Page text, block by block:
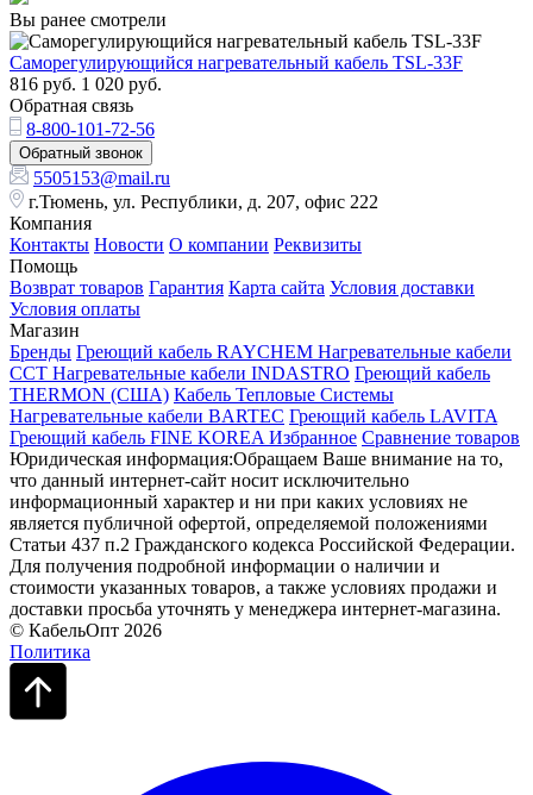
Вы ранее смотрели
Саморегулирующийся нагревательный кабель TSL-33F
816 руб. 1 020 руб.
Обратная связь
8-800-101-72-56
Обратный звонок
5505153@mail.ru
г.Тюмень, ул. Республики, д. 207, офис 222
Компания
Контакты Новости О компании Реквизиты
Помощь
Возврат товаров Гарантия Карта сайта Условия доставки
Условия оплаты
Магазин
Бренды Греющий кабель RAYCHEM Нагревательные кабели
ССТ Нагревательные кабели INDASTRO Греющий кабель
THERMON (США) Кабель Тепловые Системы
Нагревательные кабели BARTEC Греющий кабель LAVITA
Греющий кабель FINE KOREA Избранное Сравнение товаров
Юридическая информация:Обращаем Ваше внимание на то,
что данный интернет-сайт носит исключительно
информационный характер и ни при каких условиях не
является публичной офертой, определяемой положениями
Статьи 437 п.2 Гражданского кодекса Российской Федерации.
Для получения подробной информации о наличии и
стоимости указанных товаров, а также условиях продажи и
доставки просьба уточнять у менеджера интернет-магазина.
© КабельОпт 2026
Политика